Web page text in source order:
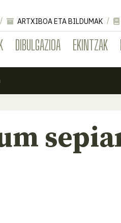
DIBULGAZIOA EKINTZAK
ARTXIBOA ETA BILDUMAK